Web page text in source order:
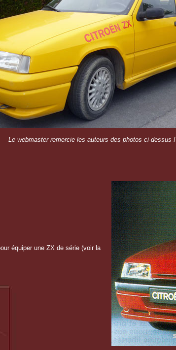
Le webmaster remercie les auteurs des photos ci-dessus !
équiper une ZX de série (voir la